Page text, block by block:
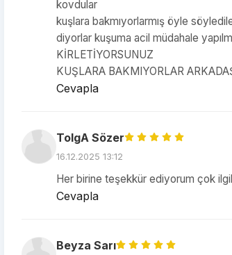
kovdular
kuşlara bakmıyorlarmış öyle
diyorlar kuşuma acil müdahale
KİRLETİYORSUNUZ
KUŞLARA BAKMIYORLAR
Cevapla
TolgA Sözer
16.12.2025 13:12
Her birine teşekkür ediyorum çok
Cevapla
Beyza Sarı